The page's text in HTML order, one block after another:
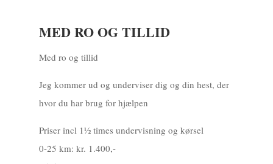
MED RO OG TILLID
Med ro og tillid
Jeg kommer ud og underviser dig og din hest, der
hvor du har brug for hjælpen
Priser incl 1½ times undervisning og kørsel
0-25 km: kr. 1.400,-